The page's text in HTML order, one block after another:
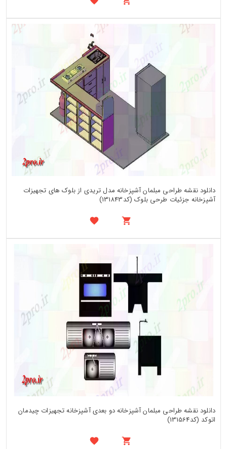
دانلود نقشه طراحی مبلمان آشپزخانه مدل تریدی از بلوک های تجهیزات
آشپزخانه جزئیات طرحی بلوک (کد131843)
دانلود نقشه طراحی مبلمان آشپزخانه دو بعدی آشپزخانه تجهیزات چیدمان
اتوکد (کد131564)